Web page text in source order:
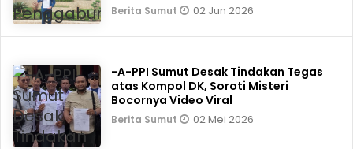
Berita Sumut 02 Jun 2026
-A-PPI Sumut Desak Tindakan Tegas
atas Kompol DK, Soroti Misteri
Bocornya Video Viral
Berita Sumut 02 Mei 2026